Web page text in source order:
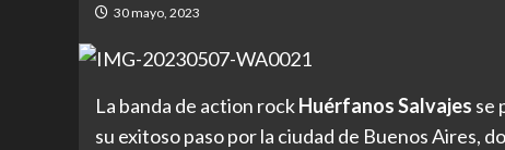
30 mayo, 2023
La banda de action rockHuérfanos Salvajes se
su exitoso paso por la ciudad de Buenos Aires,